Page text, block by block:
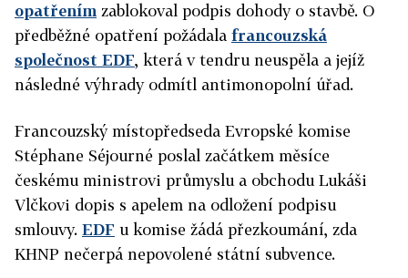
opatřením zablokoval podpis dohody o stavbě. O
předběžné opatření požádala francouzská
společnost EDF, která v tendru neuspěla a jejíž
následné výhrady odmítl antimonopolní úřad.
Francouzský místopředseda Evropské komise
Stéphane Séjourné poslal začátkem měsíce
českému ministrovi průmyslu a obchodu Lukáši
Vlčkovi dopis s apelem na odložení podpisu
smlouvy. EDF u komise žádá přezkoumání, zda
KHNP nečerpá nepovolené státní subvence.